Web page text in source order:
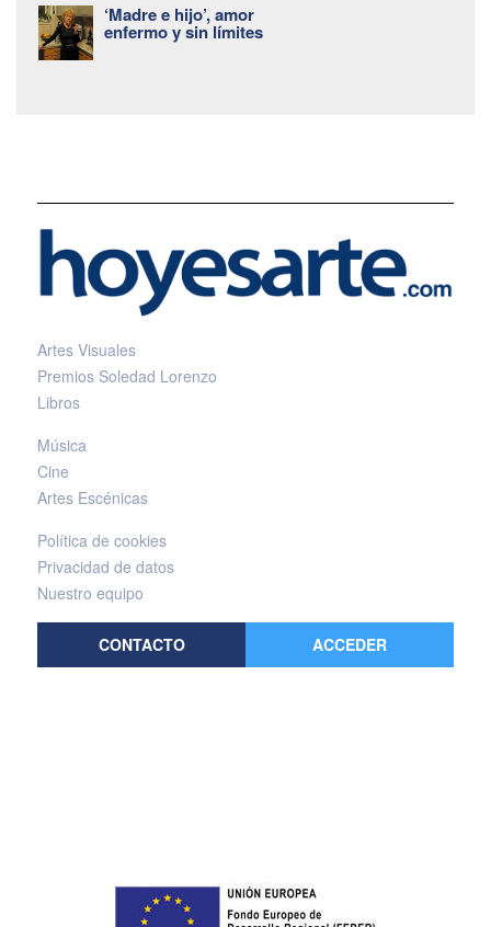
‘Madre e hijo’, amor
enfermo y sin límites
Artes Visuales
Premios Soledad Lorenzo
Libros
Música
Cine
Artes Escénicas
Política de cookies
Privacidad de datos
Nuestro equipo
CONTACTO ACCEDER